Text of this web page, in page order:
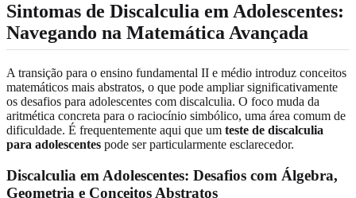
Sintomas de Discalculia em Adolescentes:
Navegando na Matemática Avançada
A transição para o ensino fundamental II e médio introduz conceitos
matemáticos mais abstratos, o que pode ampliar significativamente
os desafios para adolescentes com discalculia. O foco muda da
aritmética concreta para o raciocínio simbólico, uma área comum de
dificuldade. É frequentemente aqui que um teste de discalculia
para adolescentes pode ser particularmente esclarecedor.
Discalculia em Adolescentes: Desafios com Álgebra,
Geometria e Conceitos Abstratos